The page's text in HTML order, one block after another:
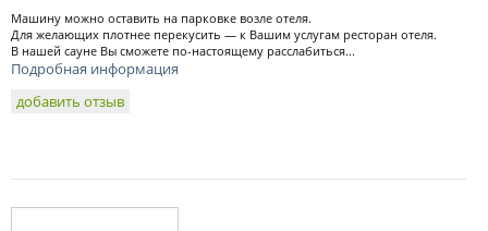
Машину можно оставить на парковке возле отеля.
Для желающих плотнее перекусить — к Вашим услугам ресторан отеля.
В нашей сауне Вы сможете по-настоящему расслабиться...
Подробная информация
добавить отзыв